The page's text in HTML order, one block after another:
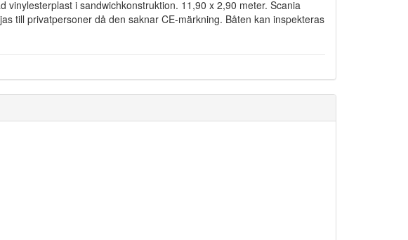
vinylesterplast i sandwichkonstruktion. 11,90 x 2,90 meter. Scania
till privatpersoner då den saknar CE-märkning. Båten kan inspekteras